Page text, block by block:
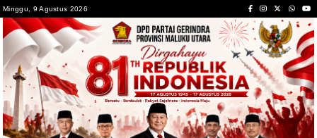
to
content
Minggu, 9 Agustus 2026